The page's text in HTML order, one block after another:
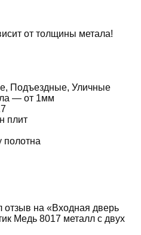
от толщины метала!
Подъездные, Уличные
— от 1мм
плит
полотна
отзыв на «Входная дверь
Медь 8017 металл с двух